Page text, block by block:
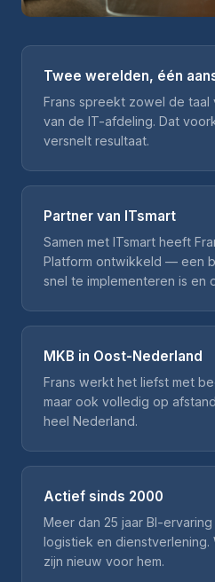
Twee werelden, één
Frans spreekt zowel de taal
van de IT-afdeling. Dat
versnelt resultaat.
Partner van ITsmart
Samen met ITsmart heeft
Platform ontwikkeld — een
snel te implementeren is en
MKB in Oost-Nederland
Frans werkt het liefst met
maar ook volledig op
heel Nederland.
Actief sinds 2000
Meer dan 25 jaar BI-
logistiek en dienstverlening.
zijn nieuw voor hem.